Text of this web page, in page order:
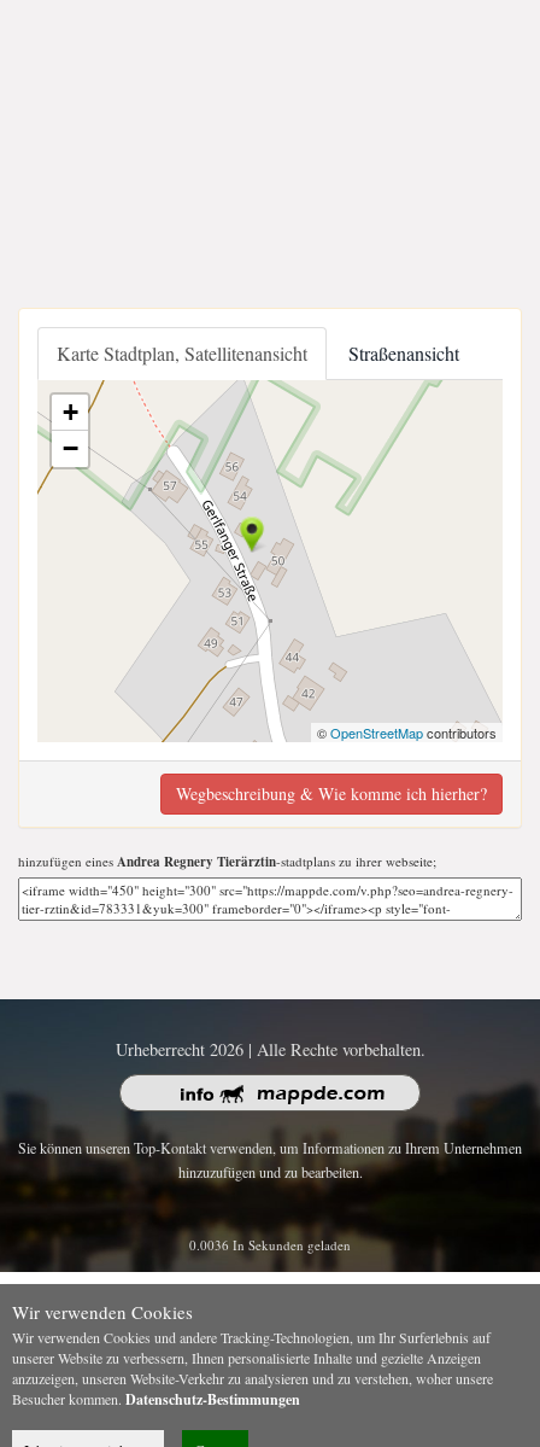
Karte Stadtplan, Satellitenansicht Straßenansicht
+
−
©OpenStreetMapcontributors
Wegbeschreibung & Wie komme ich hierher?
hinzufügen eines Andrea Regnery Tierärztin-stadtplans zu ihrer webseite;
Urheberrecht 2026 | Alle Rechte vorbehalten.
Sie können unseren Top-Kontakt verwenden, um Informationen zu Ihrem Unternehmen
hinzuzufügen und zu bearbeiten.
0.0036 In Sekunden geladen
Wir verwenden Cookies
Wir verwenden Cookies und andere Tracking-Technologien, um Ihr Surferlebnis auf
unserer Website zu verbessern, Ihnen personalisierte Inhalte und gezielte Anzeigen
anzuzeigen, unseren Website-Verkehr zu analysieren und zu verstehen, woher unsere
Besucher kommen. Datenschutz-Bestimmungen